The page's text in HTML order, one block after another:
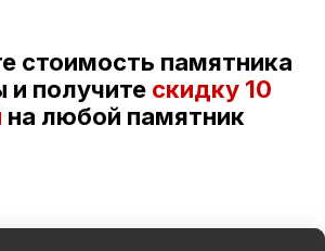
стоимость памятника
и получите скидку 10
на любой памятник